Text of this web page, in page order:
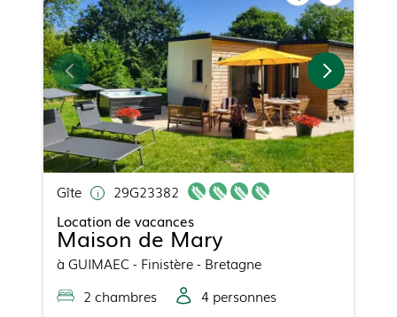
Gîte
29G23382
Location de vacances
Maison de Mary
à GUIMAEC- Finistère - Bretagne
2 chambres 4 personnes